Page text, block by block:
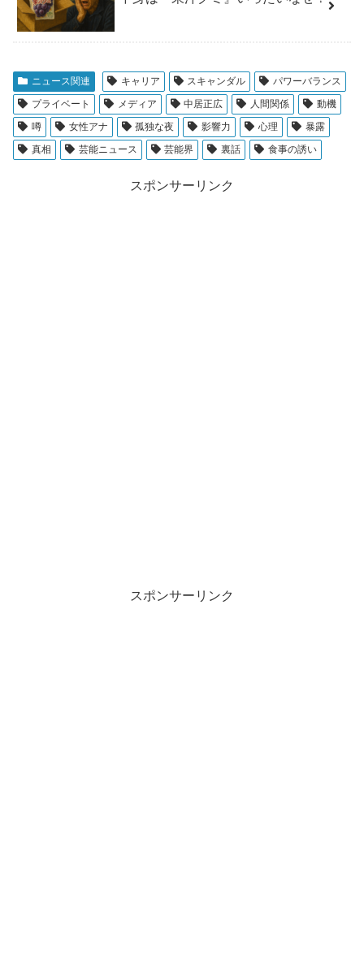
ニュース関連 キャリア スキャンダル
パワーバランス
プライベート
メディア 中居正広 人間関係
動機
噂
女性アナ 孤独な夜 影響力 心理
暴露
真相
芸能ニュース 芸能界 裏話 食事の誘い
スポンサーリンク
スポンサーリンク